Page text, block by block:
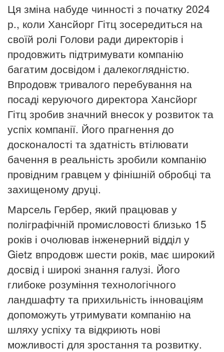
Ця зміна набуде чинності з початку 2024
р., коли Хансйорг Гітц зосередиться на
своїй ролі Голови ради директорів і
продовжить підтримувати компанію
багатим досвідом і далекоглядністю.
Впродовж тривалого перебування на
посаді керуючого директора Хансйорг
Гітц зробив значний внесок у розвиток та
успіх компанії. Його прагнення до
досконалості та здатність втілювати
бачення в реальність зробили компанію
провідним гравцем у фінішній обробці та
захищеному друці.
Марсель Гербер, який працював у
поліграфічній промисловості близько 15
років і очолював інженерний відділ у
Gietz впродовж шести років, має широкий
досвід і широкі знання галузі. Його
глибоке розуміння технологічного
ландшафту та прихильність інноваціям
допоможуть утримувати компанію на
шляху успіху та відкриють нові
можливості для зростання та розвитку.